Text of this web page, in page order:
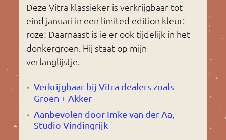
Deze Vitra klassieker is verkrijgbaar tot
eind januari in een limited edition kleur:
roze! Daarnaast is-ie er ook tijdelijk in het
donkergroen. Hij staat op mijn
verlanglijstje.
Verkrijgbaar bij Vitra dealers zoals
Groen + Akker
Aanbevolen door Imke van der Aa,
Studio Vindingrijk